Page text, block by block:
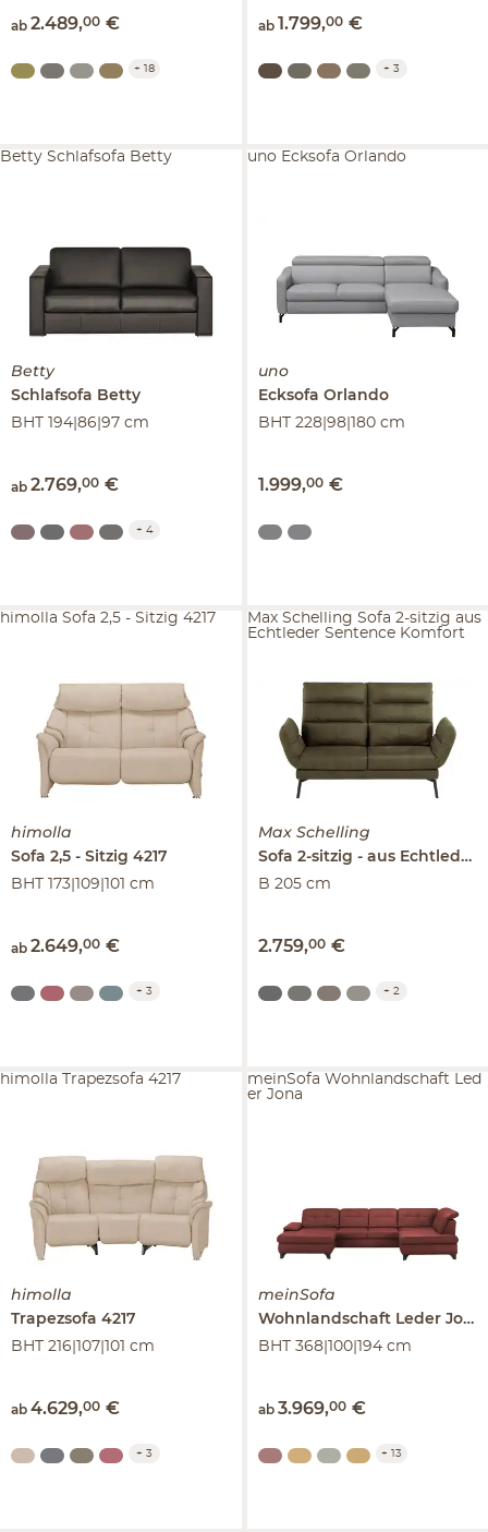
ab 2.489,00 €
+ 18
ab 1.799,00 €
+ 3
Betty
Schlafsofa Betty
BHT 194|86|97 cm
ab 2.769,00 €
Betty Schlafsofa Betty
+ 4
uno
Ecksofa Orlando
BHT 228|98|180 cm
1.999,00 €
uno Ecksofa Orlando
himolla
Sofa 2,5 - Sitzig 4217
BHT 173|109|101 cm
ab 2.649,00 €
himolla Sofa 2,5 - Sitzig 4217
+ 3
Max Schelling
Sofa 2-sitzig
aus Echtleder
B 205 cm
2.759,00 €
Max Schelling Sofa 2-sitzig aus
Echtleder Sentence Komfort
+ 2
himolla
Trapezsofa 4217
BHT 216|107|101 cm
ab 4.629,00 €
himolla Trapezsofa 4217
+ 3
meinSofa
Wohnlandschaft Leder Jona
BHT 368|100|194 cm
ab 3.969,00 €
meinSofa Wohnlandschaft Led
er Jona
+ 13